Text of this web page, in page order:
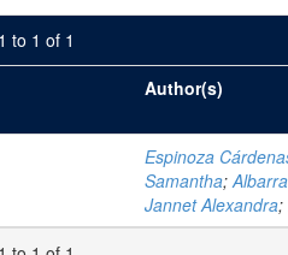
to 1 of 1
Author(s)
Espinoza
Samantha;
Jannet Alexandra;